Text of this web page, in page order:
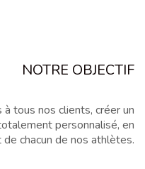
NOTRE OBJECTIF
tous nos clients, créer un
personnalisé, en
chacun de nos athlètes.